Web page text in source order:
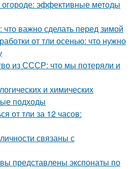
огороде: эффективные методы
что важно сделать перед зимой
от тли осенью: что нужно
из СССР: что мы потеряли и
и химических
подходы
от тли за 12 часов:
связаны с
представлены экспонаты по